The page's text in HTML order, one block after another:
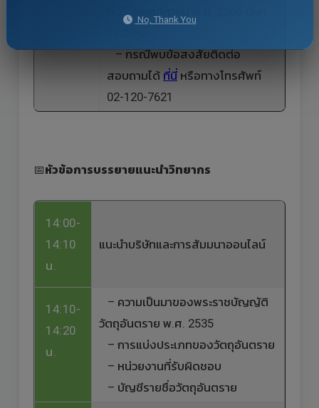
ที่ 27 พฤศจิกายน พ.ศ. 2566 เวลา
– กรณีพบข้อสงสัยติดต่อ
สอบถามได้ ที่นี่ หรือทางโทรศัพท์
02-120-7621
📅หัวข้อการบรรยายแนะนำวิทยากร
14:00-
14:10
น.
แนะนำบริษัทและการสัมมนาออนไลน์
14:10-
14:20
น.
– ความเป็นมาของพระราชบัญญัติ
วัตถุอันตราย พ.ศ. 2535
– การแบ่งประเภทของวัตถุอันตราย
– หน่วยงานที่รับผิดชอบ
– บัญชีรายชื่อวัตถุอันตราย
No, Thank You